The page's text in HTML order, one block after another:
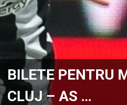
BILETE PENTRU
CLUJ – AS …